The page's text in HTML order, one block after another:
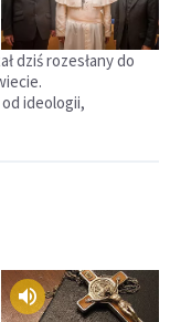
dziś rozesłany do
ideologii,